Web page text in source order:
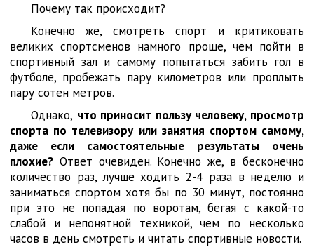
Почему так происходит?
Конечно же, смотреть спорт и критиковать
великих спортсменов намного проще, чем пойти в
спортивный зал и самому попытаться забить гол в
футболе, пробежать пару километров или проплыть
пару сотен метров.
Однако, что приносит пользу человеку, просмотр
спорта по телевизору или занятия спортом самому,
даже если самостоятельные результаты очень
плохие? Ответ очевиден. Конечно же, в бесконечно
количество раз, лучше ходить 2-4 раза в неделю и
заниматься спортом хотя бы по 30 минут, постоянно
при это не попадая по воротам, бегая с какой-то
слабой и непонятной техникой, чем по несколько
часов в день смотреть и читать спортивные новости.